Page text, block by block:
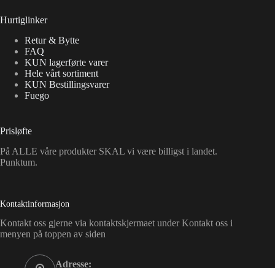
Hurtiglinker
Retur & Bytte
FAQ
KUN lagerførte varer
Hele vårt sortiment
KUN Bestillingsvarer
Fuego
Prisløfte
På ALLE våre produkter SKAL vi være billigst i landet.
Punktum.
Kontaktinformasjon
Kontakt oss gjerne via kontaktskjermaet under Kontakt oss i
menyen på toppen av siden
Adresse: